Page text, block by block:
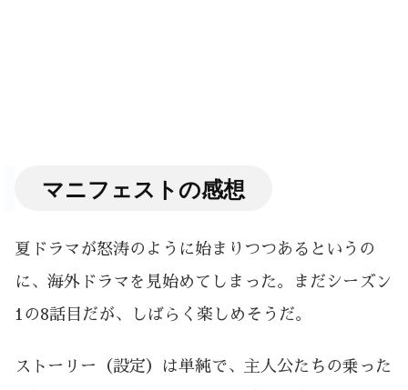
マニフェストの感想
夏ドラマが怒涛のように始まりつつあるというの
に、海外ドラマを見始めてしまった。まだシーズン
1の8話目だが、しばらく楽しめそうだ。
ストーリー（設定）は単純で、主人公たちの乗った